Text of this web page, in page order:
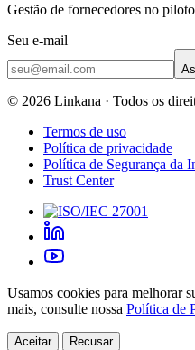
Gestão de fornecedores no
Seu e-mail
© 2026 Linkana · Todos os
Termos de uso
Política de privacidade
Política de Segurança da
Trust Center
Usamos cookies para melhorar
mais, consulte nossa Política de
Aceitar Recusar